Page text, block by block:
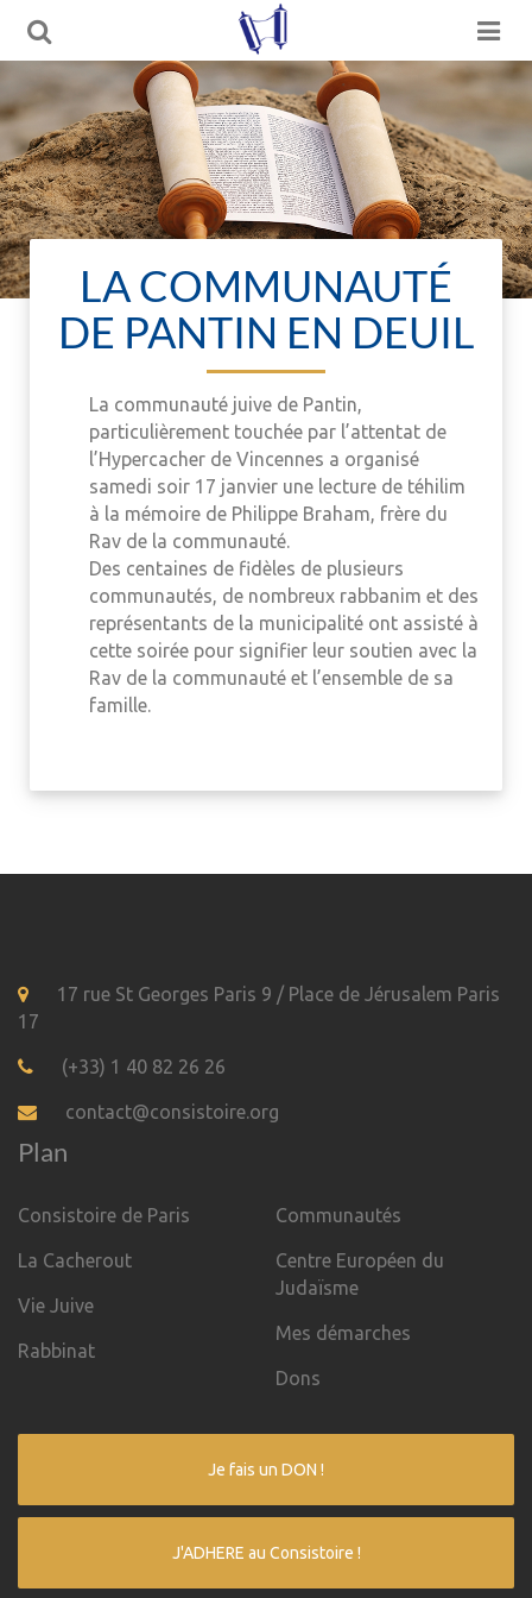
LA COMMUNAUTÉ
DE PANTIN EN DEUIL
La communauté juive de Pantin,
particulièrement touchée par l’attentat de
l’Hypercacher de Vincennes a organisé
samedi soir 17 janvier une lecture de téhilim
à la mémoire de Philippe Braham, frère du
Rav de la communauté.
Des centaines de fidèles de plusieurs
communautés, de nombreux rabbanim et des
représentants de la municipalité ont assisté à
cette soirée pour signifier leur soutien avec la
Rav de la communauté et l’ensemble de sa
famille.
17 rue St Georges Paris 9 / Place de Jérusalem Paris
17
(+33) 1 40 82 26 26
contact@consistoire.org
Plan
Consistoire de Paris
La Cacherout
Vie Juive
Rabbinat
Communautés
Centre Européen du
Judaïsme
Mes démarches
Dons
Je fais un DON !
J'ADHERE au Consistoire !